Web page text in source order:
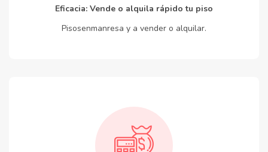
Eficacia: Vende o alquila rápido tu piso
Pisosenmanresa y a vender o alquilar.